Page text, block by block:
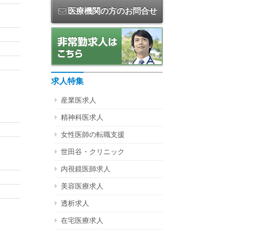
医療機関の方のお問合せ
求人特集
産業医求人
精神科医求人
女性医師の転職支援
世田谷・クリニック
内視鏡医師求人
美容医療求人
透析求人
在宅医療求人